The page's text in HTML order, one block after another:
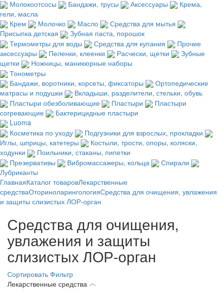
Молокоотсосы
Бандажи, трусы Аксессуары
Крема,
гели, масла
Крем
Молочко Масло
Средства для мытья
Присыпка детская
Зубная паста, порошок
Термометры для воды
Средства для купания
Прочие
аксессуары
Пеленки, клеенки Расчески, щетки
Зубные
щетки
Ножницы, маникюрные наборы
Тонометры
Бандажи, воротники, корсеты, фиксаторы
Ортопедические
матрасы и подушки
Вкладыши, разделители, стельки, обувь
Пластыри обезболивающие
Пластыри
Пластыри
согревающие
Бактерицидные пластыри
Luoma
Косметика по уходу
Подгузники для взрослых, прокладки
Иглы, шприцы, катетеры
Костыли, трости, опоры, коляски,
ходунки
Поильники, стаканы, пипетки
Презервативы
Вибромассажеры, кольца
Спирали
Лубриканты
ГлавнаяКаталог товаровЛекарственные
средстваОториноларингологияСредства для очищения, увлажения
и защиты слизистых ЛОР-орган
Средства для очищения,
увлажения и защиты
слизистых ЛОР-орган
Сортировать Фильтр
Лекарственные средства